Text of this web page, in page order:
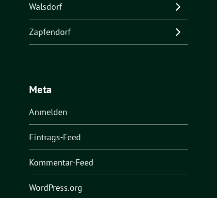
Walsdorf
Zapfendorf
Meta
Anmelden
Eintrags-Feed
Kommentar-Feed
WordPress.org